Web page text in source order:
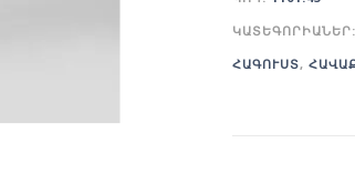
ԿԱՏԵԳՈՐԻԱՆԵՐ:
ՀԱԳՈՒՍՏ,